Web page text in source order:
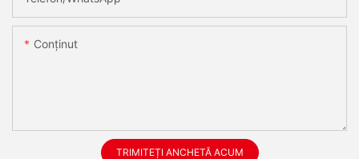
Conţinut
TRIMITEȚI ANCHETĂ ACUM